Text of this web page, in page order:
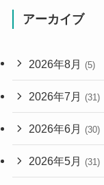
アーカイブ
2026年8月 (5)
2026年7月 (31)
2026年6月 (30)
2026年5月 (31)